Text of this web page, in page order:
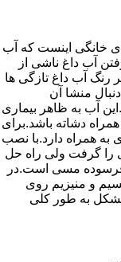
خانگی اینست که آب
آب داغ ناشی از
رنگ آب داغ تازگی ها
منشا آن
آب به ظاهر بیماری
دشاته باشد.برای
همراه دارد.با نصب
را گرفت ولی راه حل
فرسوده مسی است.در
و منیزیم روی
به طور کلی